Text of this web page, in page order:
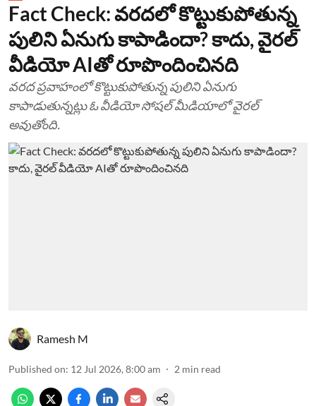
Fact Check: వరదలో కొట్టుకుపోతున్న
పులిని ఏనుగు కాపాడిందా? కాదు, వైరల్
వీడియో AIతో రూపొందించినది
వరద ప్రవాహంలో కొట్టుకుపోతున్న పులిని ఏనుగు
కాపాడుతున్నట్లు ఓ వీడియో సోషల్ మీడియాలో వైరల్
అవుతోంది.
Ramesh M
Published on: 12 Jul 2026, 8:00 am 2 min read